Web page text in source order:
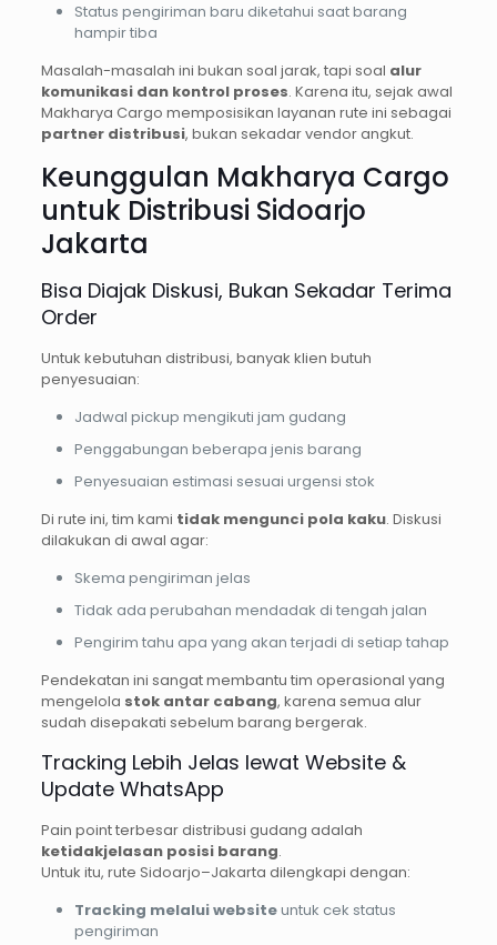
Status pengiriman baru diketahui saat barang
hampir tiba
Masalah-masalah ini bukan soal jarak, tapi soal alur
komunikasi dan kontrol proses. Karena itu, sejak awal
Makharya Cargo memposisikan layanan rute ini sebagai
partner distribusi, bukan sekadar vendor angkut.
Keunggulan Makharya Cargo
untuk Distribusi Sidoarjo
Jakarta
Bisa Diajak Diskusi, Bukan Sekadar Terima
Order
Untuk kebutuhan distribusi, banyak klien butuh
penyesuaian:
Jadwal pickup mengikuti jam gudang
Penggabungan beberapa jenis barang
Penyesuaian estimasi sesuai urgensi stok
Di rute ini, tim kami tidak mengunci pola kaku. Diskusi
dilakukan di awal agar:
Skema pengiriman jelas
Tidak ada perubahan mendadak di tengah jalan
Pengirim tahu apa yang akan terjadi di setiap tahap
Pendekatan ini sangat membantu tim operasional yang
mengelola stok antar cabang, karena semua alur
sudah disepakati sebelum barang bergerak.
Tracking Lebih Jelas lewat Website &
Update WhatsApp
Pain point terbesar distribusi gudang adalah
ketidakjelasan posisi barang.
Untuk itu, rute Sidoarjo–Jakarta dilengkapi dengan:
Tracking melalui websiteuntuk cek status
pengiriman